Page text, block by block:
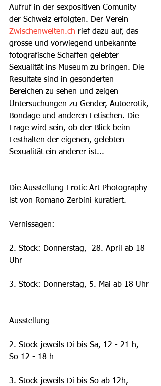
Aufruf in der sexpositiven Comunity
der Schweiz erfolgten. Der Verein
Zwischenwelten.ch rief dazu auf, das
grosse und vorwiegend unbekannte
fotografische Schaffen gelebter
Sexualität ins Museum zu bringen. Die
Resultate sind in gesonderten
Bereichen zu sehen und zeigen
Untersuchungen zu Gender, Autoerotik,
Bondage und anderen Fetischen. Die
Frage wird sein, ob der Blick beim
Festhalten der eigenen, gelebten
Sexualität ein anderer ist...
Die Ausstellung Erotic Art Photography
ist von Romano Zerbini kuratiert.
Vernissagen:
2. Stock: Donnerstag,  28. April ab 18
Uhr
3. Stock: Donnerstag, 5. Mai ab 18 Uhr
Ausstellung
2. Stock jeweils Di bis Sa, 12 - 21 h,
So 12 - 18 h
3. Stock jeweils Di bis So ab 12h,